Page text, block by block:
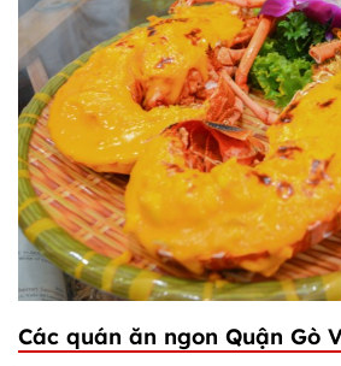
Các quán ăn ngon Quận Gò